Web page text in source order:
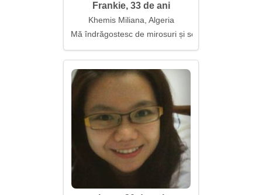
Frankie, 33 de ani
Khemis Miliana, Algeria
Mă îndrăgostesc de mirosuri și semnificații